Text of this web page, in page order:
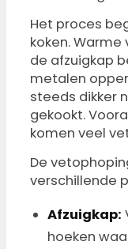
Het proces
koken.
de afzuigkap
metalen
steeds dikker
gekookt.
komen veel
De
verschillende
Afzuigkap:
hoeken